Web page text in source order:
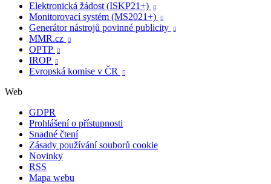
Elektronická žádost (ISKP21+)

Monitorovací systém (MS2021+) 
Generátor nástrojů povinné publicity 
MMR.cz 
OPTP 
IROP 
Evropská komise v ČR 
Web
GDPR
Prohlášení o přístupnosti
Snadné čtení
Zásady používání souborů cookie
Novinky
RSS
Mapa webu